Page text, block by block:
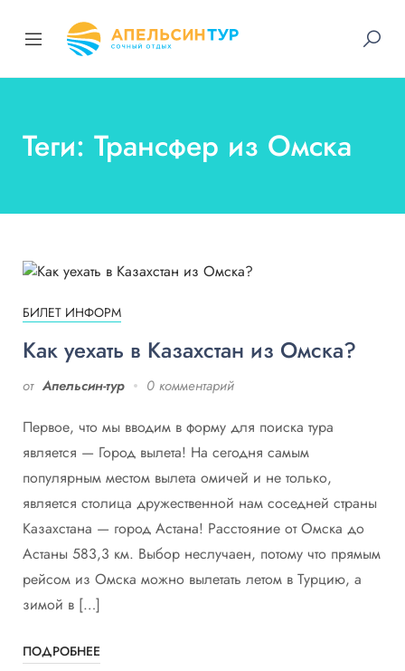
Теги: Трансфер из Омска
БИЛЕТ ИНФОРМ
Как уехать в Казахстан из Омска?
от Апельсин-тур 0 комментарий
Первое, что мы вводим в форму для поиска тура
является — Город вылета! На сегодня самым
популярным местом вылета омичей и не только,
является столица дружественной нам соседней страны
Казахстана — город Астана! Расстояние от Омска до
Астаны 583,3 км. Выбор неслучаен, потому что прямым
рейсом из Омска можно вылетать летом в Турцию, а
зимой в […]
ПОДРОБНЕЕ